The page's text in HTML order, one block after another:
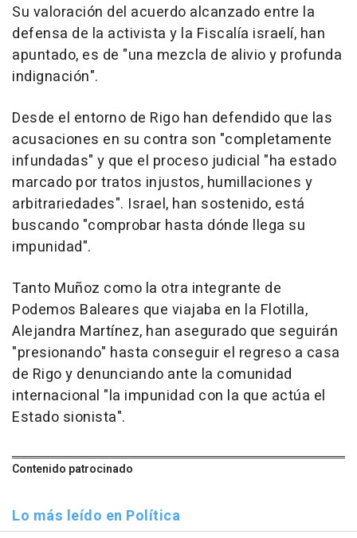
Su valoración del acuerdo alcanzado entre la
defensa de la activista y la Fiscalía israelí, han
apuntado, es de "una mezcla de alivio y profunda
indignación".
Desde el entorno de Rigo han defendido que las
acusaciones en su contra son "completamente
infundadas" y que el proceso judicial "ha estado
marcado por tratos injustos, humillaciones y
arbitrariedades". Israel, han sostenido, está
buscando "comprobar hasta dónde llega su
impunidad".
Tanto Muñoz como la otra integrante de
Podemos Baleares que viajaba en la Flotilla,
Alejandra Martínez, han asegurado que seguirán
"presionando" hasta conseguir el regreso a casa
de Rigo y denunciando ante la comunidad
internacional "la impunidad con la que actúa el
Estado sionista".
Contenido patrocinado
Lo más leído en Política